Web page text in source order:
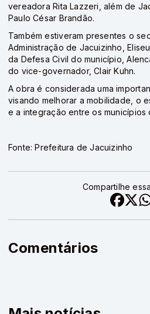
vereadora Rita Lazzeri, além de
Paulo César Brandão.
Também estiveram presentes o
Administração de Jacuizinho,
da Defesa Civil do município,
do vice-governador, Clair Kuhn.
A obra é considerada uma
visando melhorar a mobilidade, o
e a integração entre os municípios
Fonte: Prefeitura de Jacuizinho
Compartilhe
Comentários